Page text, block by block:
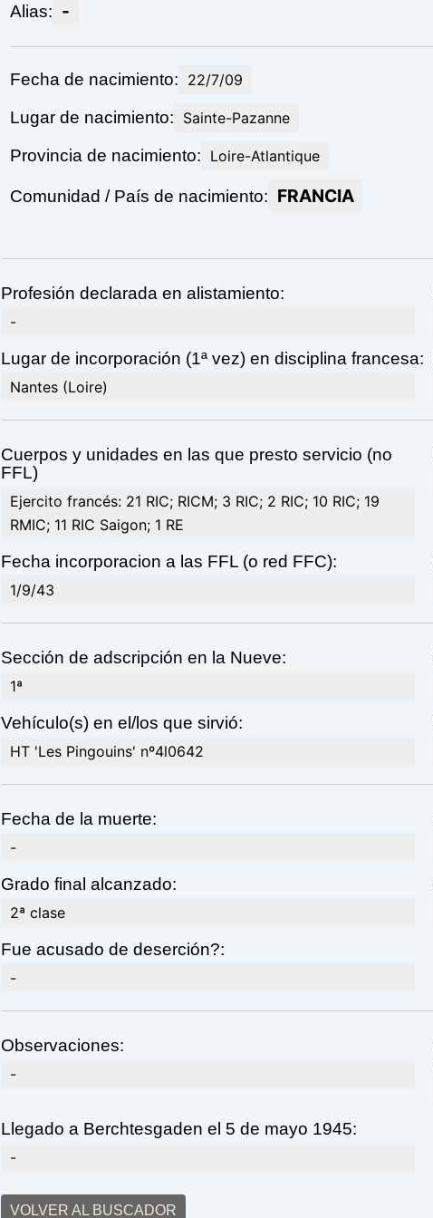
Alias: -
Fecha de nacimiento: 22/7/09
Lugar de nacimiento: Sainte-Pazanne
Provincia de nacimiento: Loire-Atlantique
Comunidad / País de nacimiento: FRANCIA
Profesión declarada en alistamiento:
-
Lugar de incorporación (1ª vez) en disciplina francesa:
Nantes (Loire)
Cuerpos y unidades en las que presto servicio (no
FFL)
Ejercito francés: 21 RIC; RICM; 3 RIC; 2 RIC; 10 RIC; 19
RMIC; 11 RIC Saigon; 1 RE
Fecha incorporacion a las FFL (o red FFC):
1/9/43
Sección de adscripción en la Nueve:
1ª
Vehículo(s) en el/los que sirvió:
HT 'Les Pingouins' nº4l0642
Fecha de la muerte:
-
Grado final alcanzado:
2ª clase
Fue acusado de deserción?:
-
Observaciones:
-
Llegado a Berchtesgaden el 5 de mayo 1945:
-
VOLVER AL BUSCADOR